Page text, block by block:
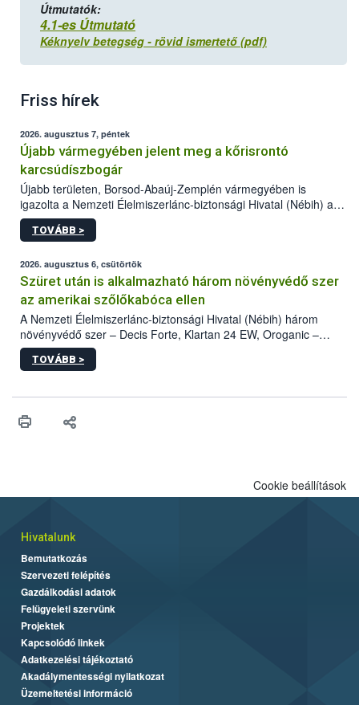
Útmutatók:
4.1-es Útmutató
Kéknyelv betegség - rövid ismertető (pdf)
Friss hírek
2026. augusztus 7, péntek
Újabb vármegyében jelent meg a kőrisrontó
karcsúdíszbogár
Újabb területen, Borsod-Abaúj-Zemplén vármegyében is
igazolta a Nemzeti Élelmiszerlánc-biztonsági Hivatal (Nébih) a
kőrisrontó karcsúdíszbogár (Agrilus planipennis) jelenlétét. A
kártevőt nem csak színcsapdában találták meg, de már fertőzött
az intenzív felderítést, emellett az intézkedéseket a szlovák
hatósággal is összehangolják a terjedés megállítása érdekében.
TOVÁBB >
2026. augusztus 6, csütörtök
Szüret után is alkalmazható három növényvédő szer
az amerikai szőlőkabóca ellen
A Nemzeti Élelmiszerlánc-biztonsági Hivatal (Nébih) három
növényvédő szer – Decis Forte, Klartan 24 EW, Oroganic –
engedélyokiratát módosította, így azok a szüretet követően,
egészen a vesszőérettség (BBCH 91) stádiumáig
érésű szőlőkben is legyen lehetőség a károsító elleni további
felhasználók számára is elérhető és ökológiai termesztésben is
TOVÁBB >
Cookie beállítások
Hivatalunk
Bemutatkozás
Szervezeti felépítés
Gazdálkodási adatok
Felügyeleti szervünk
Projektek
Kapcsolódó linkek
Adatkezelési tájékoztató
Akadálymentességi nyilatkozat
Üzemeltetési információ